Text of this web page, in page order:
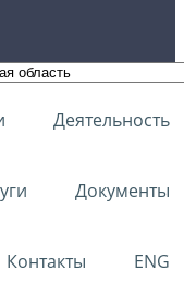
Деятельность
Документы
Контакты ENG